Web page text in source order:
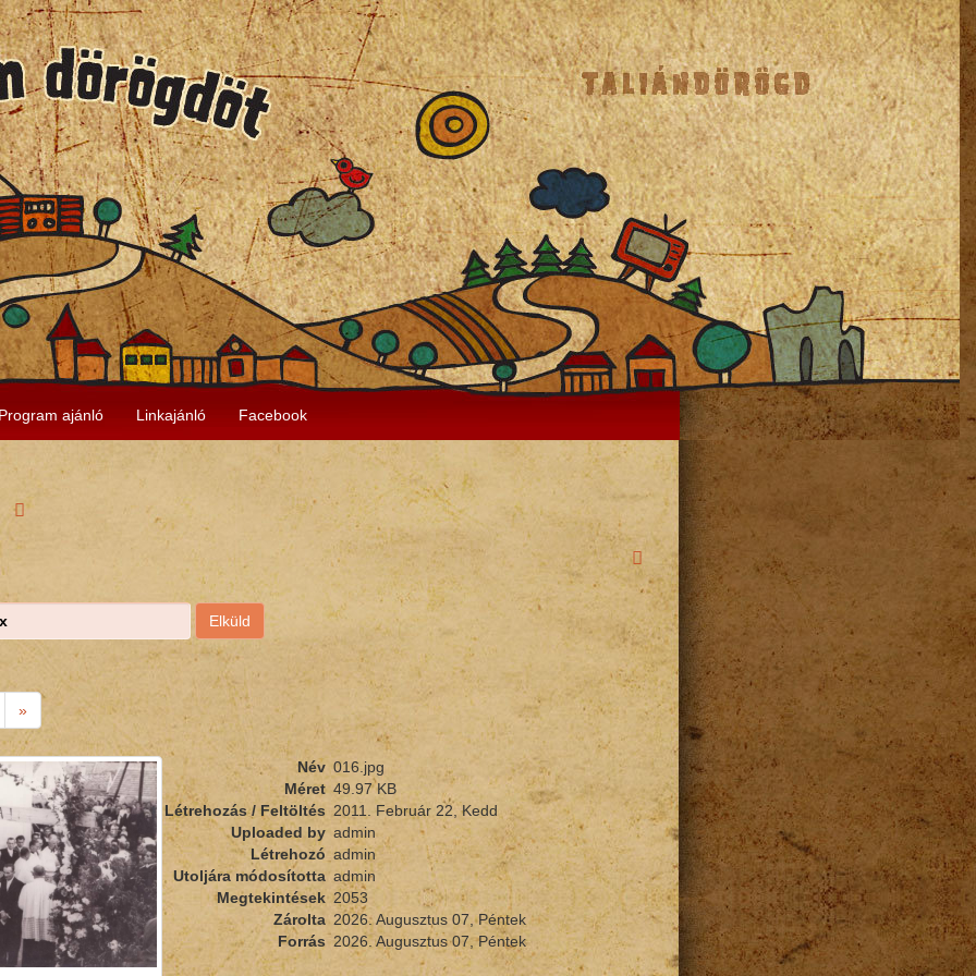
Program ajánló Linkajánló Facebook
»
Név 016.jpg
Méret 49.97 KB
Létrehozás / Feltöltés 2011. Február 22, Kedd
Uploaded by admin
Létrehozó admin
Utoljára módosította admin
Megtekintések 2053
Zárolta 2026. Augusztus 07, Péntek
Forrás 2026. Augusztus 07, Péntek